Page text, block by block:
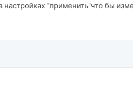
"применить"что бы